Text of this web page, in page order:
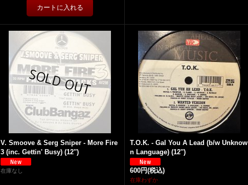
V. Smoove & Serg Sniper - More Fire
3 (inc. Gettin' Busy) (12'')
在庫なし
T.O.K. - Gal You A Lead (b/w Unknow
n Language) (12'')
600円(税込)
在庫わずか